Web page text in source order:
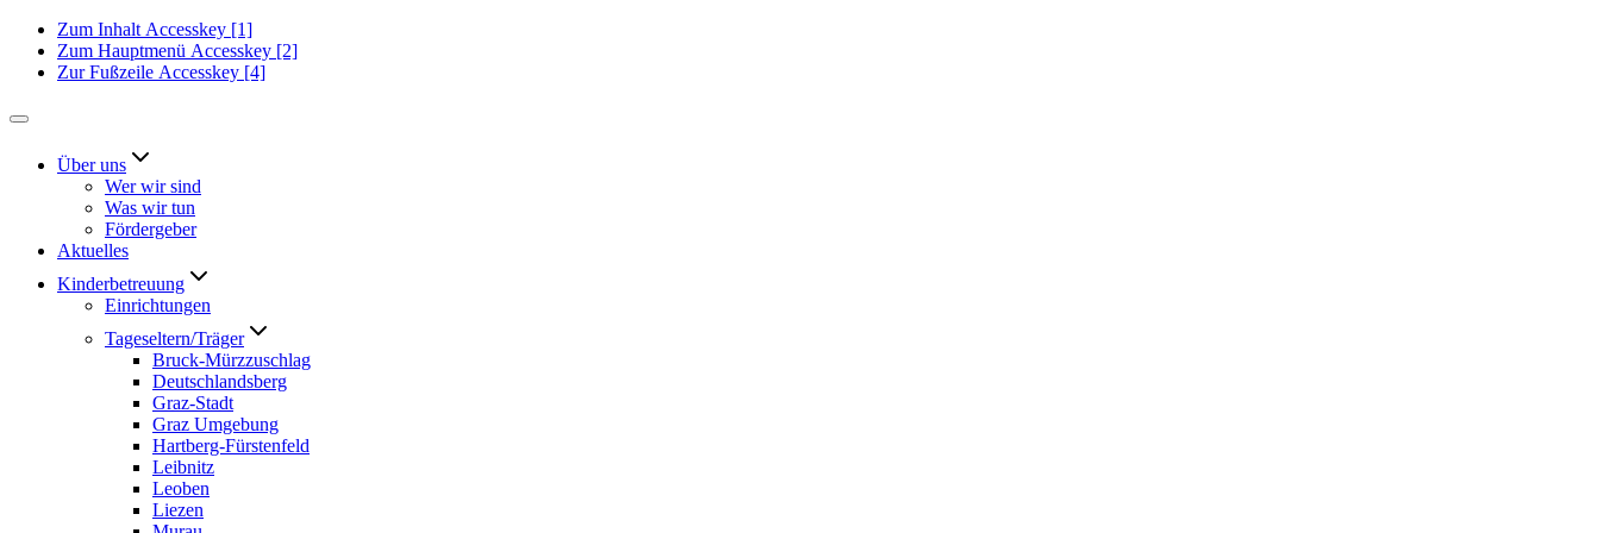
Zum Inhalt Accesskey [1]
Zum Hauptmenü Accesskey [2]
Zur Fußzeile Accesskey [4]
Über uns
Wer wir sind
Was wir tun
Fördergeber
Aktuelles
Kinderbetreuung
Einrichtungen
Tageseltern/Träger
Bruck-Mürzzuschlag
Deutschlandsberg
Graz-Stadt
Graz Umgebung
Hartberg-Fürstenfeld
Leibnitz
Leoben
Liezen